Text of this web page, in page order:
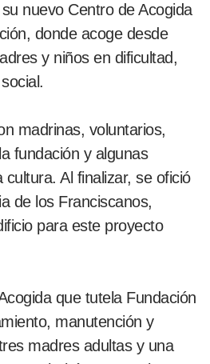
nuevo Centro de Acogida
donde acoge desde
y niños en dificultad,
madrinas, voluntarios,
fundación y algunas
cultura. Al finalizar, se ofició
de los Franciscanos,
para este proyecto
que tutela Fundación
manutención y
madres adultas y una